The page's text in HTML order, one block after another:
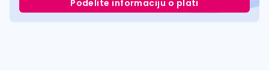
Podelite informaciju o plati